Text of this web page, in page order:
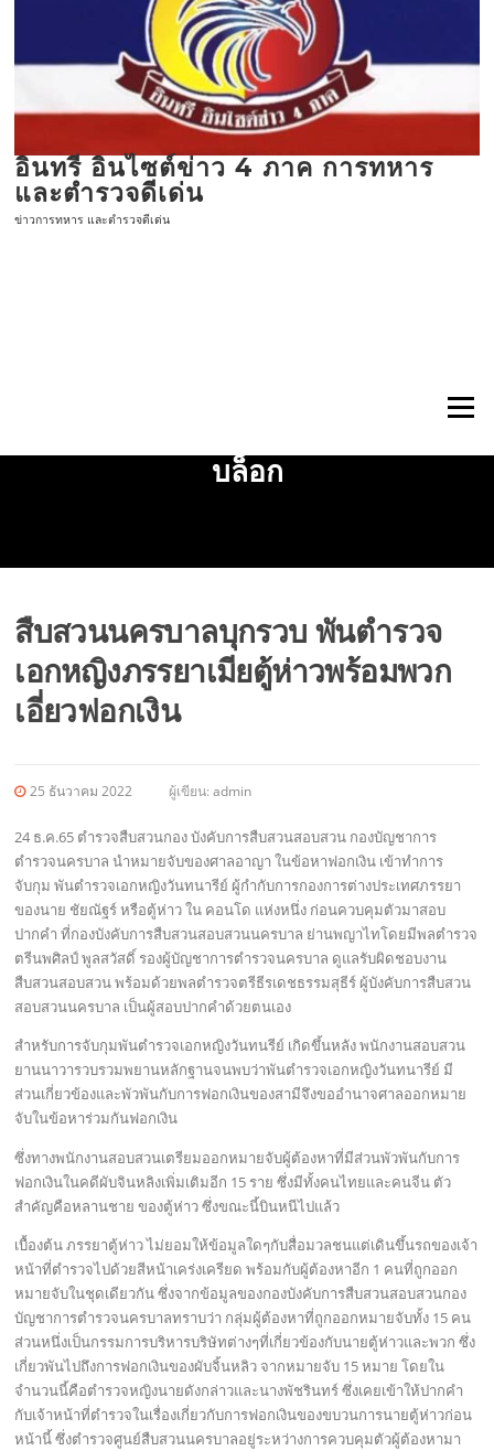
อินทรี อินไซต์ข่าว 4 ภาค การทหาร
และตำรวจดีเด่น
ข่าวการทหาร และตำรวจดีเด่น
เมนู
บล็อก
สืบสวนนครบาลบุกรวบ พันตำรวจ
เอกหญิงภรรยาเมียตู้ห่าวพร้อมพวก
เอี่ยวฟอกเงิน
25 ธันวาคม 2022 ผู้เขียน:admin
24 ธ.ค.65 ตำรวจสืบสวนกอง บังคับการสืบสวนสอบสวน กองบัญชาการ
ตำรวจนครบาล นำหมายจับของศาลอาญา ในข้อหาฟอกเงิน เข้าทำการ
จับกุม พันตำรวจเอกหญิงวันทนารีย์ ผู้กำกับการกองการต่างประเทศภรรยา
ของนาย ชัยณัฐร์ หรือตู้ห่าว ใน คอนโด แห่งหนึ่ง ก่อนควบคุมตัวมาสอบ
ปากคำ ที่กองบังคับการสืบสวนสอบสวนนครบาล ย่านพญาไทโดยมีพลตำรวจ
ตรีนพศิลป์ พูลสวัสดิ์ รองผู้บัญชาการตำรวจนครบาล ดูแลรับผิดชอบงาน
สืบสวนสอบสวน พร้อมด้วยพลตำรวจตรีธีรเดชธรรมสุธีร์ ผู้บังคับการสืบสวน
สอบสวนนครบาล เป็นผู้สอบปากคำด้วยตนเอง
สำหรับการจับกุมพันตำรวจเอกหญิงวันทนรีย์ เกิดขึ้นหลัง พนักงานสอบสวน
ยานนาวารวบรวมพยานหลักฐานจนพบว่าพันตำรวจเอกหญิงวันทนารีย์ มี
ส่วนเกี่ยวข้องและพัวพันกับการฟอกเงินของสามีจึงขออำนาจศาลออกหมาย
จับในข้อหาร่วมกันฟอกเงิน
ซึ่งทางพนักงานสอบสวนเตรียมออกหมายจับผู้ต้องหาที่มีส่วนพัวพันกับการ
ฟอกเงินในคดีผับจินหลิงเพิ่มเติมอีก 15 ราย ซึ่งมีทั้งคนไทยและคนจีน ตัว
สำคัญคือหลานชาย ของตู้ห่าว ซึ่งขณะนี้บินหนีไปแล้ว
เบื้องต้น ภรรยาตู้ห่าว ไม่ยอมให้ข้อมูลใดๆกับสื่อมวลชนแต่เดินขึ้นรถของเจ้า
หน้าที่ตำรวจไปด้วยสีหน้าเคร่งเครียด พร้อมกับผู้ต้องหาอีก 1 คนที่ถูกออก
หมายจับในชุดเดียวกัน ซึ่งจากข้อมูลของกองบังคับการสืบสวนสอบสวนกอง
บัญชาการตำรวจนครบาลทราบว่า กลุ่มผู้ต้องหาที่ถูกออกหมายจับทั้ง 15 คน
ส่วนหนึ่งเป็นกรรมการบริหารบริษัทต่างๆที่เกี่ยวข้องกับนายตู้ห่าวและพวก ซึ่ง
เกี่ยวพันไปถึงการฟอกเงินของผับจิ้นหลิว จากหมายจับ 15 หมาย โดยใน
จำนวนนี้คือตำรวจหญิงนายดังกล่าวและนางพัชรินทร์ ซึ่งเคยเข้าให้ปากคำ
กับเจ้าหน้าที่ตำรวจในเรื่องเกี่ยวกับการฟอกเงินของขบวนการนายตู้ห่าวก่อน
หน้านี้ ซึ่งตำรวจศูนย์สืบสวนนครบาลอยู่ระหว่างการควบคุมตัวผู้ต้องหามา